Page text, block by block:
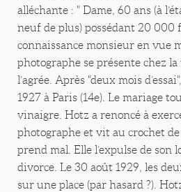
alléchante : " Dame, 60 ans (à
neuf de plus) possédant 20 000
connaissance monsieur en vue
photographe se présente chez
l’agrée. Après "deux mois
1927 à Paris (14e). Le mariage
vinaigre. Hotz a renoncé à
photographe et vit au crochet
prend mal. Elle l’expulse de son
divorce. Le 30 août 1929, les
sur une place (par hasard ?).